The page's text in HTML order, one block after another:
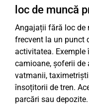
loc de muncă
Angajații fără loc de
frecvent la un punct
activitatea. Exemple
camioane, șoferii de
vatmanii,
însoțitorii de tren.
parcări sau depozite.